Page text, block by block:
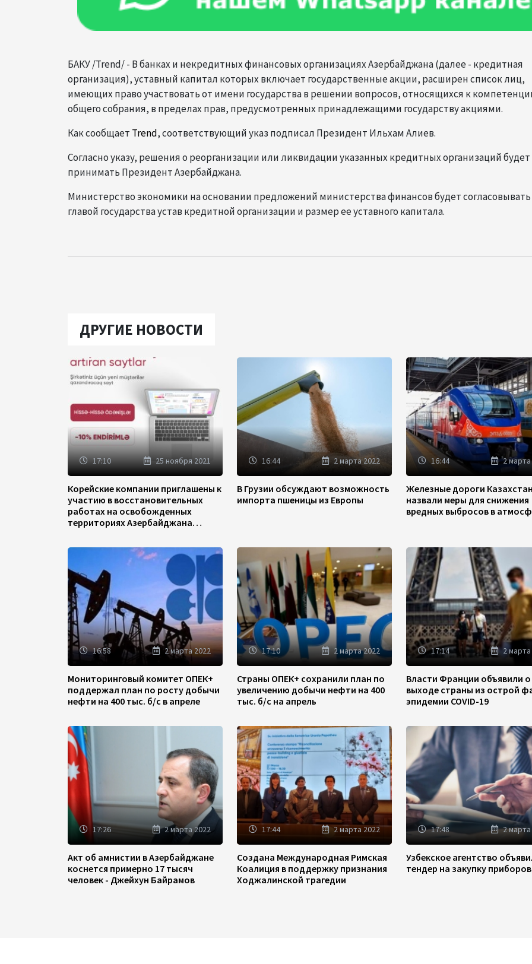
БАКУ /Trend/ - В банках и некредитных финансовых организациях Азербайджана (далее - кредитная
организация), уставный капитал которых включает государственные акции, расширен список лиц,
имеющих право участвовать от имени государства в решении вопросов, относящихся к
общего собрания, в пределах прав, предусмотренных принадлежащими государству акциями.
Как сообщает Trend, соответствующий указ подписал Президент Ильхам Алиев.
Согласно указу, решения о реорганизации или ликвидации указанных кредитных организаций будет
принимать Президент Азербайджана.
Министерство экономики на основании предложений министерства финансов будет согласовывать
главой государства устав кредитной организации и размер ее уставного капитала.
ДРУГИЕ НОВОСТИ
17:10 25 ноября 2021
Корейские компании приглашены к
участию в восстановительных
работах на освобожденных
территориях Азербайджана
16:44 2 марта 2022
В Грузии обсуждают возможность
импорта пшеницы из Европы
16:44 2 марта
Железные дороги
назвали меры для снижения
вредных выбросов в
16:58 2 марта 2022
Мониторинговый комитет ОПЕК+
поддержал план по росту добычи
нефти на 400 тыс. б/с в апреле
17:10 2 марта 2022
Страны ОПЕК+ сохранили план по
увеличению добычи нефти на 400
тыс. б/с на апрель
17:14 2 марта
Власти Франции объявили о
выходе страны из острой
эпидемии COVID-19
17:26 2 марта 2022
Акт об амнистии в Азербайджане
коснется примерно 17 тысяч
человек - Джейхун Байрамов
17:44 2 марта 2022
Создана Международная Римская
Коалиция в поддержку признания
Ходжалинской трагедии
17:48 2 марта
Узбекское агентство
тендер на закупку приборов